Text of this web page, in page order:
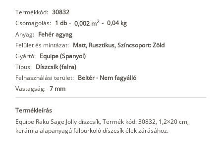
Termékkód: 30832
Csomagolás: 1 db - 0,002 m2 - 0,04 kg
Anyag: Fehér agyag
Felület és mintázat: Matt, Rusztikus, Színcsoport: Zöld
Gyártó: Equipe (Spanyol)
Típus: Díszcsík (falra)
Felhasználási terület: Beltér - Nem fagyálló
Vastagság: 7 mm
Termékleírás
Equipe Raku Sage Jolly díszcsík, Termék kód: 30832, 1,2×20 cm,
kerámia alapanyagú falburkoló díszcsík élek zárásához.